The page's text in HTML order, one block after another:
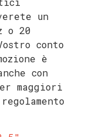
un
o 20
conto
è
con
maggiori